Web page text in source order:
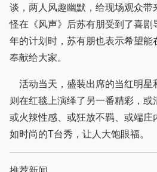
谈，两人风趣幽默，给现场观众带
怪在《风声》后苏有朋受到了喜剧
年的计划时，苏有朋也表示希望能
奉献给大家。
活动当天，盛装出席的当红明星
则在红毯上演绎了另一番精彩，或
或火辣性感、或狂放不羁、或端庄
如时尚的T台秀，让人大饱眼福。